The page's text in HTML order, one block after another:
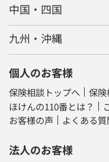
中国・四国
九州・沖縄
個人のお客様
保険相談トップへ
保
ほけんの110番とは？
お客様の声
よくある質
法人のお客様